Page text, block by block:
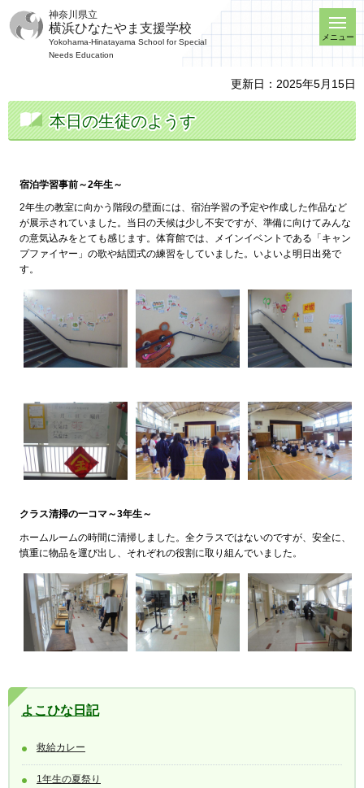
神奈川県立
横浜ひなたやま支援学校
Yokohama-Hinatayama School for Special
Needs Education
メニュー
更新日：2025年5月15日
本日の生徒のようす
宿泊学習事前～2年生～
2年生の教室に向かう階段の壁面には、宿泊学習の予定や作成した作品など
が展示されていました。当日の天候は少し不安ですが、準備に向けてみんな
の意気込みをとても感じます。体育館では、メインイベントである「キャン
プファイヤー」の歌や結団式の練習をしていました。いよいよ明日出発で
す。
クラス清掃の一コマ～3年生～
ホームルームの時間に清掃しました。全クラスではないのですが、安全に、
慎重に物品を運び出し、それぞれの役割に取り組んでいました。
よこひな日記
救給カレー
1年生の夏祭り